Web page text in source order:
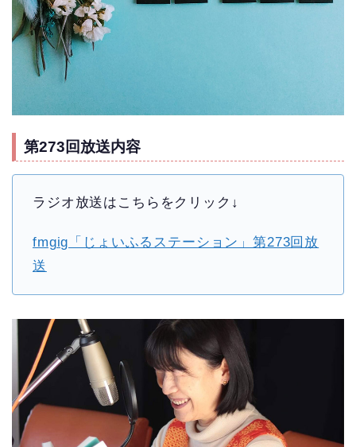
第273回放送内容
ラジオ放送はこちらをクリック↓
fmgig「じょいふるステーション」第273回放
送